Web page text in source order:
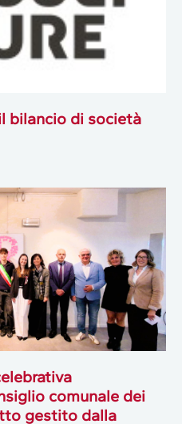
bilancio di società
comunale dei
gestito dalla